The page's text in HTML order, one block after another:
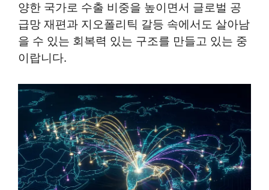
양한 국가로 수출 비중을 높이면서 글로벌 공
급망 재편과 지오폴리틱 갈등 속에서도 살아남
을 수 있는 회복력 있는 구조를 만들고 있는 중
이랍니다.